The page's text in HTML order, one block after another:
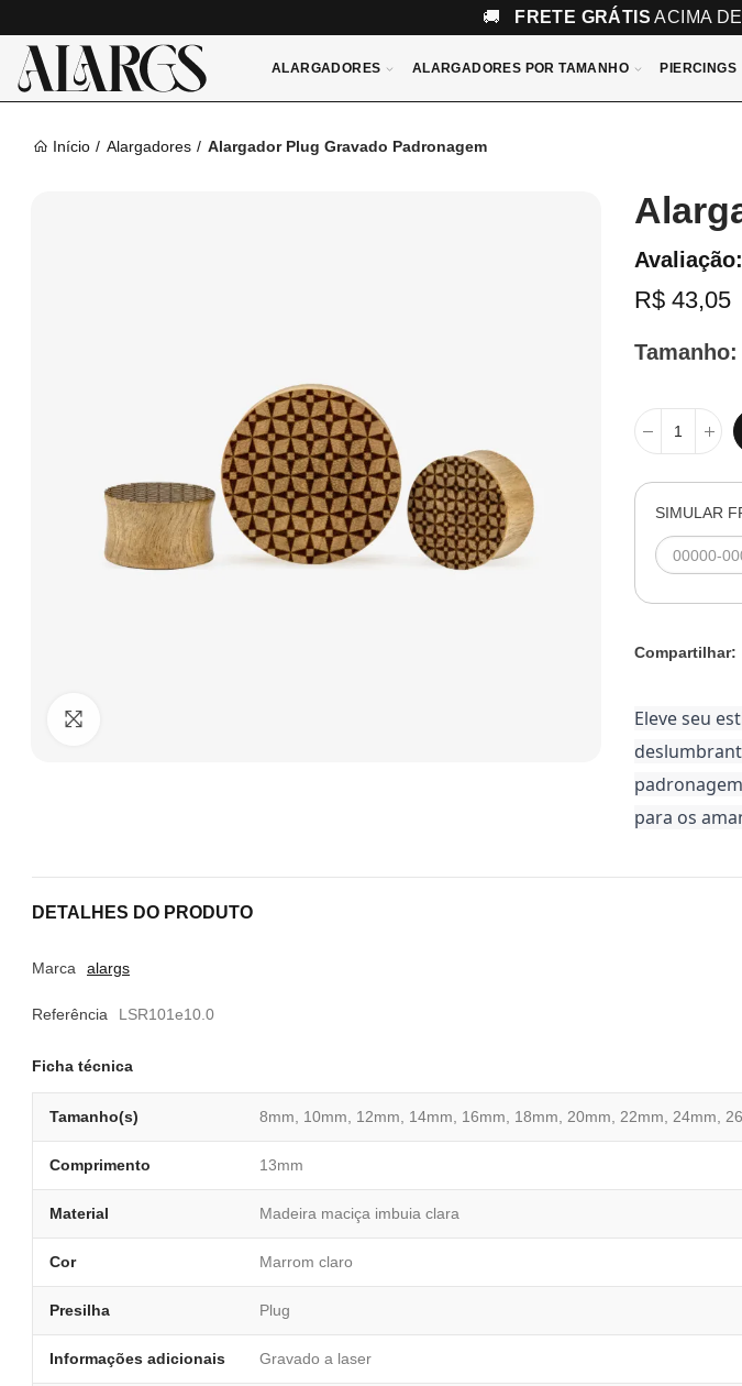
🚚 FRETE GRÁTIS ACIMA
ALARGADORES ALARGADORES POR TAMANHO PIERCINGS
Início Alargadores Alargador Plug Gravado Padronagem
Avaliação:
R$ 43,05
Tamanho
SIMULAR
Eleve seu
para os
DETALHES DO PRODUTO
Marca alargs
Referência LSR101e10.0
Ficha técnica
Tamanho(s) 8mm, 10mm, 12mm, 14mm, 16mm, 18mm, 20mm, 22mm, 24mm,
Comprimento 13mm
Material Madeira maciça imbuia clara
Cor Marrom claro
Presilha Plug
Informações adicionais Gravado a laser